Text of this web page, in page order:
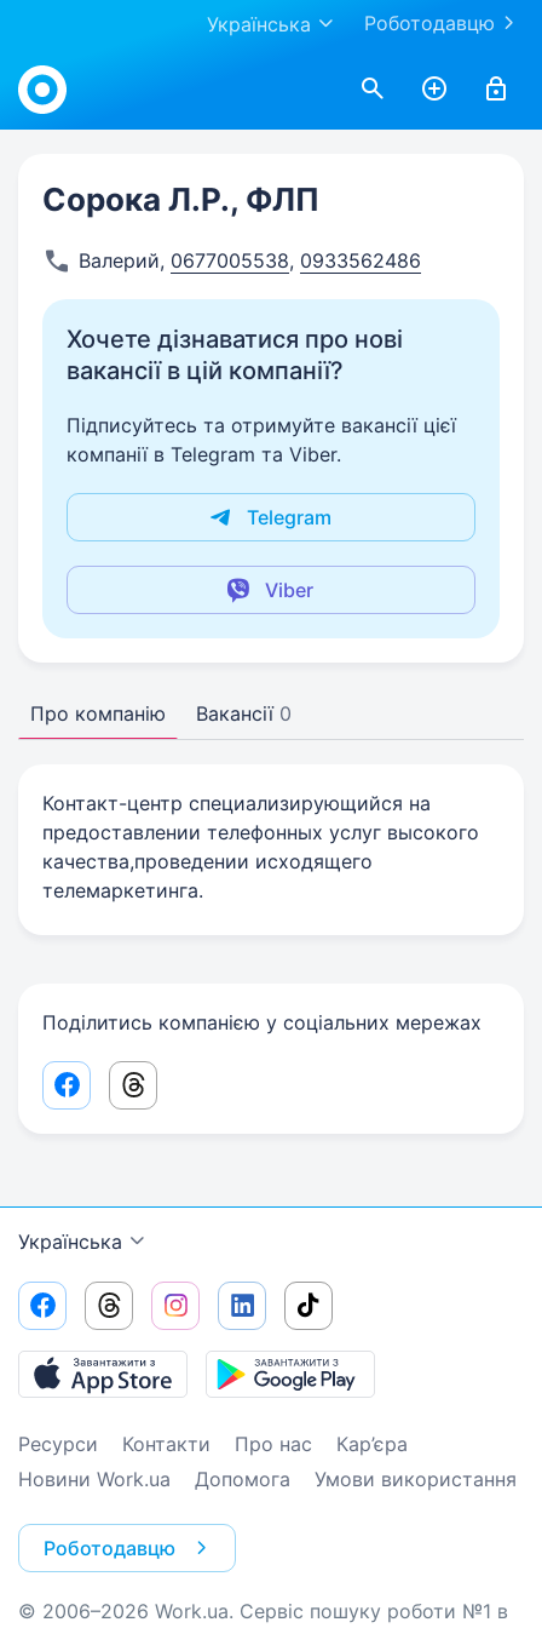
Роботодавцю
Українська
Work.ua
Сорока Л.Р., ФЛП
Валерий, 0677005538, 0933562486
Хочете дізнаватися про нові
вакансії в цій компанії?
Підписуйтесь та отримуйте вакансії цієї
компанії в Telegram та Viber.
Telegram
Viber
Про компанію Вакансії 0
Контакт-центр специализирующийся на
предоставлении телефонных услуг высокого
качества,проведении исходящего
телемаркетинга.
Поділитись компанією у соціальних мережах
Facebook share link
Threads share link
Українська
Ресурси Контакти Про нас
Кар’єра
Новини Work.ua
Допомога Умови використання
Роботодавцю
© 2006–2026 Work.ua. Сервіс пошуку роботи №1 в